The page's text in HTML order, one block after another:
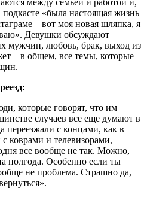
между семьей и работой и,
«была настоящая жизнь
– вот моя новая шляпка, я
Девушки обсуждают
мужчин, любовь, брак, выход из
– в общем, все темы, которые
которые говорят, что им
случаев все еще думают в
переезжали с концами, как в
коврами и телевизорами,
все вообще не так. Можно,
полгода. Особенно если ты
не проблема. Страшно да,